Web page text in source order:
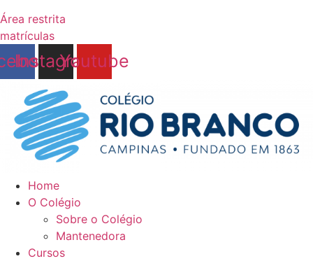
Área restrita
matrículas
Instagram
Youtube
Home
O Colégio
Sobre o Colégio
Mantenedora
Cursos